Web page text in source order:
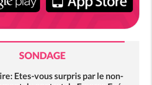
SONDAGE
Etes-vous surpris par le non-